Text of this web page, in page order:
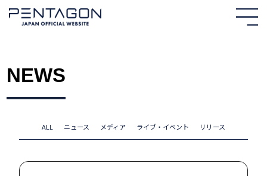
NEWS
ALL ニュース メディア ライブ・イベント リリース